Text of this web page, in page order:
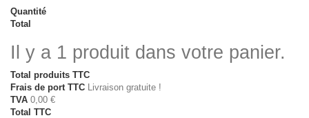
Quantité
Total
Il y a 1 produit dans votre panier.
Total produits TTC
Frais de port TTC Livraison gratuite !
TVA 0,00 €
Total TTC